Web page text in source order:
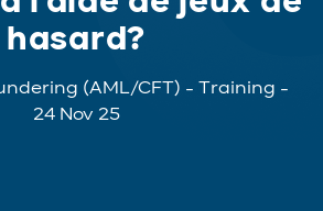
hasard?
(AML/CFT) - Training -
24 Nov 25